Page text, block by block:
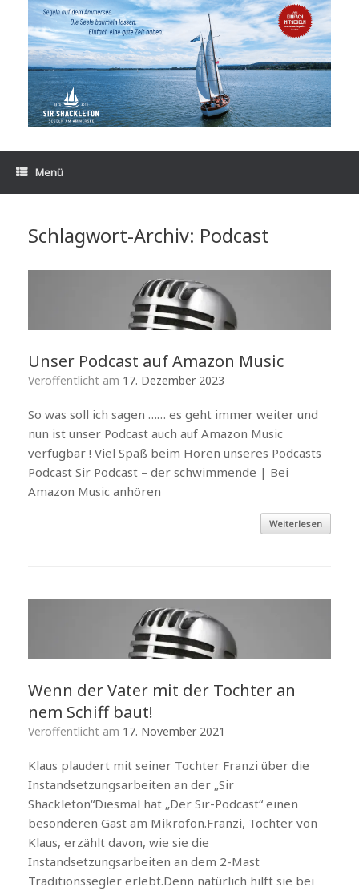
springen
Menü
Schlagwort-Archiv: Podcast
Unser Podcast auf Amazon Music
Veröffentlicht am 17. Dezember 2023
So was soll ich sagen …… es geht immer weiter und
nun ist unser Podcast auch auf Amazon Music
verfügbar ! Viel Spaß beim Hören unseres Podcasts
Podcast Sir Podcast – der schwimmende | Bei
Amazon Music anhören
Weiterlesen
Wenn der Vater mit der Tochter an
nem Schiff baut!
Veröffentlicht am 17. November 2021
Klaus plaudert mit seiner Tochter Franzi über die
Instandsetzungsarbeiten an der „Sir
Shackleton“Diesmal hat „Der Sir-Podcast“ einen
besonderen Gast am Mikrofon.Franzi, Tochter von
Klaus, erzählt davon, wie sie die
Instandsetzungsarbeiten an dem 2-Mast
Traditionssegler erlebt.Denn natürlich hilft sie bei